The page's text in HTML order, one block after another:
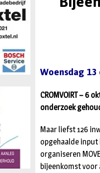
Woensdag
CROMVOIRT – 6
onderzoek
Maar liefst 126
opgehaalde input
organiseren
bijeenkomst voor